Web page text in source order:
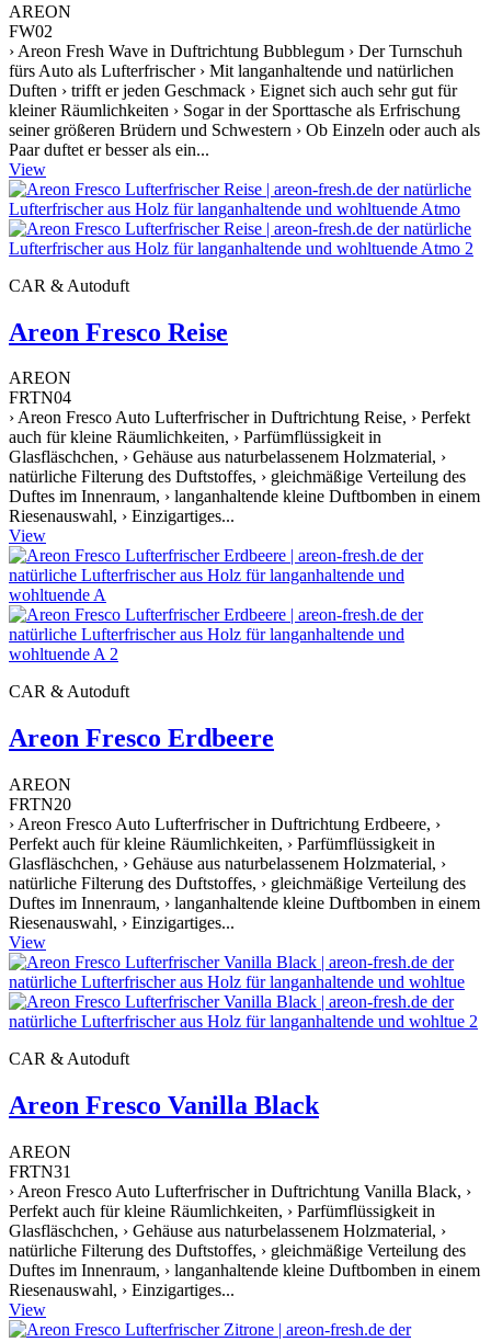
AREON
FW02
› Areon Fresh Wave in Duftrichtung Bubblegum › Der Turnschuh
fürs Auto als Lufterfrischer › Mit langanhaltende und natürlichen
Duften › trifft er jeden Geschmack › Eignet sich auch sehr gut für
kleiner Räumlichkeiten › Sogar in der Sporttasche als Erfrischung
seiner größeren Brüdern und Schwestern › Ob Einzeln oder auch als
Paar duftet er besser als ein...
View
CAR & Autoduft
Areon Fresco Reise
AREON
FRTN04
› Areon Fresco Auto Lufterfrischer in Duftrichtung Reise, › Perfekt
auch für kleine Räumlichkeiten, › Parfümflüssigkeit in
Glasfläschchen, › Gehäuse aus naturbelassenem Holzmaterial, ›
natürliche Filterung des Duftstoffes, › gleichmäßige Verteilung des
Duftes im Innenraum, › langanhaltende kleine Duftbomben in einem
Riesenauswahl, › Einzigartiges...
View
CAR & Autoduft
Areon Fresco Erdbeere
AREON
FRTN20
› Areon Fresco Auto Lufterfrischer in Duftrichtung Erdbeere, ›
Perfekt auch für kleine Räumlichkeiten, › Parfümflüssigkeit in
Glasfläschchen, › Gehäuse aus naturbelassenem Holzmaterial, ›
natürliche Filterung des Duftstoffes, › gleichmäßige Verteilung des
Duftes im Innenraum, › langanhaltende kleine Duftbomben in einem
Riesenauswahl, › Einzigartiges...
View
CAR & Autoduft
Areon Fresco Vanilla Black
AREON
FRTN31
› Areon Fresco Auto Lufterfrischer in Duftrichtung Vanilla Black, ›
Perfekt auch für kleine Räumlichkeiten, › Parfümflüssigkeit in
Glasfläschchen, › Gehäuse aus naturbelassenem Holzmaterial, ›
natürliche Filterung des Duftstoffes, › gleichmäßige Verteilung des
Duftes im Innenraum, › langanhaltende kleine Duftbomben in einem
Riesenauswahl, › Einzigartiges...
View